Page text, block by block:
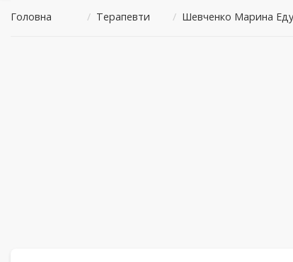
Головна / Терапевти / Шевченко Марина